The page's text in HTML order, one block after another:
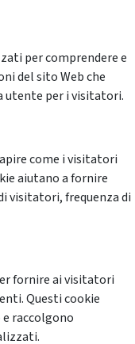
per comprendere e
del sito Web che
utente per i visitatori.
come i visitatori
aiutano a fornire
visitatori, frequenza di
fornire ai visitatori
Questi cookie
raccolgono